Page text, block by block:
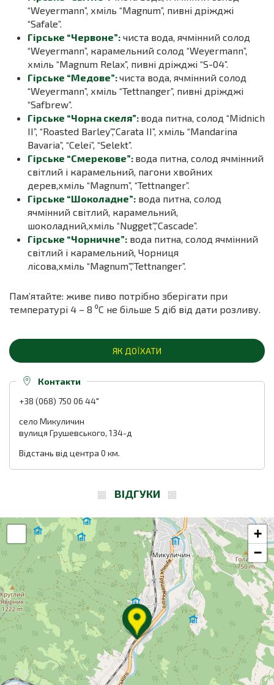
“Weyermann”, хміль “Magnum”, пивні дріжджі
“Safale”.
Гірське “Червоне”: чиста вода, ячмінний солод
“Weyermann”, карамельний солод “Weyermann”,
хміль “Magnum Relax”, пивні дріжджі “S-04”.
Гірське “Медове”:чиста вода, ячмінний солод
“Weyermann”, хміль “Tettnanger”, пивні дріжджі
“Safbrew”.
Гірське “Чорна скеля”: вода питна, солод “Мidnich
II”, “Roasted Barley”,”Carata II”, хміль “Mandarina
Bavaria”, “Celei”, “Selekt”.
Гірське “Смерекове”: вода питна, солод ячмінний
світлий і карамельний, пагони хвойних
дерев,хміль “Magnum”, “Tettnanger”.
Гірське “Шоколадне”: вода питна, солод
ячмінний світлий, карамельний,
шоколадний,хміль “Nugget”,”Cascade”.
Гірське “Чорничне”: вода питна, солод ячмінний
світлий і карамельний, Чорниця
лісова,хміль “Magnum”,”Tettnanger”.
Пам’ятайте: живе пиво потрібно зберігати при
температурі 4 – 8 ⁰С не більше 5 діб від дати розливу.
ЯК ДОЇХАТИ
Контакти
+38 (068) 750 06 44"
село Микуличин
вулиця Грушевського, 134-д
Відстань від центра 0 км.
ВІДГУКИ
+
−